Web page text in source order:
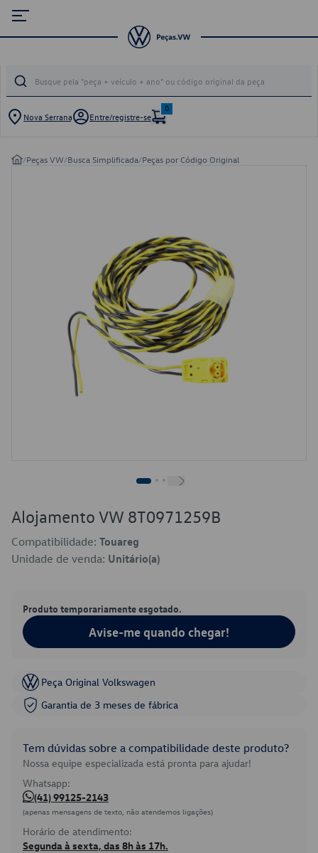
Nova Serrana Entre/registre-se
0
/Peças VW/Busca Simplificada/Peças por Código Original
Alojamento VW 8T0971259B
Compatibilidade: Touareg
Unidade de venda: Unitário(a)
Produto temporariamente esgotado.
Avise-me quando chegar!
Peça Original Volkswagen
Garantia de 3 meses de fábrica
Tem dúvidas sobre a compatibilidade deste produto?
Nossa equipe especializada está pronta para ajudar!
Whatsapp:
(41) 99125-2143
(apenas mensagens de texto, não atendemos ligações)
Horário de atendimento:
Segunda à sexta, das 8h às 17h.